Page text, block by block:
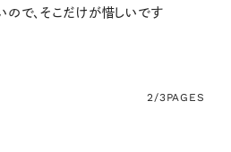
ので、そこだけが惜しいです
2/3PAGES